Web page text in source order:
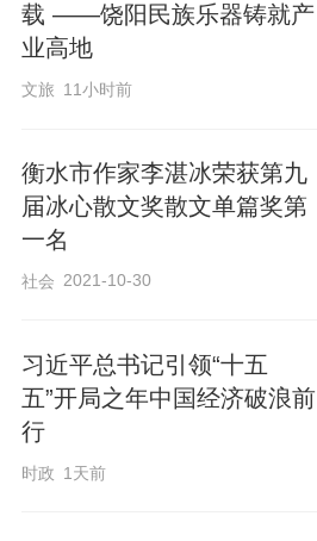
载 ——饶阳民族乐器铸就产
业高地
文旅 11小时前
衡水市作家李湛冰荣获第九
届冰心散文奖散文单篇奖第
一名
社会 2021-10-30
习近平总书记引领“十五
五”开局之年中国经济破浪前
行
时政 1天前